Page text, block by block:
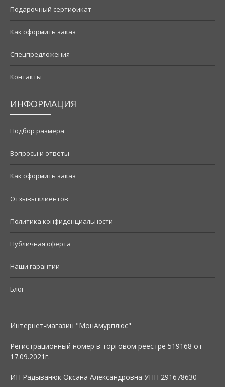
Подарочный сертификат
Как оформить заказ
Спецпредложения
Контакты
ИНФОРМАЦИЯ
Подбор размера
Вопросы и ответы
Как оформить заказ
Отзывы клиентов
Политика конфиденциальности
Публичная оферта
Наши гарантии
Блог
Интернет-магазин "МонАмурплюс"
Регистрационный номер в торговом реестре 519168 от
17.09.2021г.
ИП Радыванюк Оксана Александровна УНП 291678630